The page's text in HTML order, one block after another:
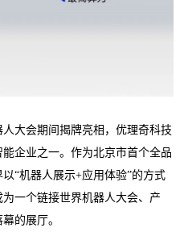
大会期间揭牌亮相，优理奇科技
企业之一。作为北京市首个全品
“机器人展示+应用体验”的方式
一个链接世界机器人大会、产
的展厅。